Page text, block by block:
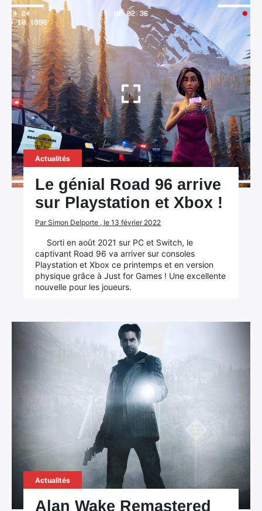
Actualités
Le génial Road 96 arrive
sur Playstation et Xbox !
Par Simon Delporte , le 13 février 2022
Sorti en août 2021 sur PC et Switch, le
captivant Road 96 va arriver sur consoles
Playstation et Xbox ce printemps et en version
physique grâce à Just for Games ! Une excellente
nouvelle pour les joueurs.
Actualités
Alan Wake Remastered